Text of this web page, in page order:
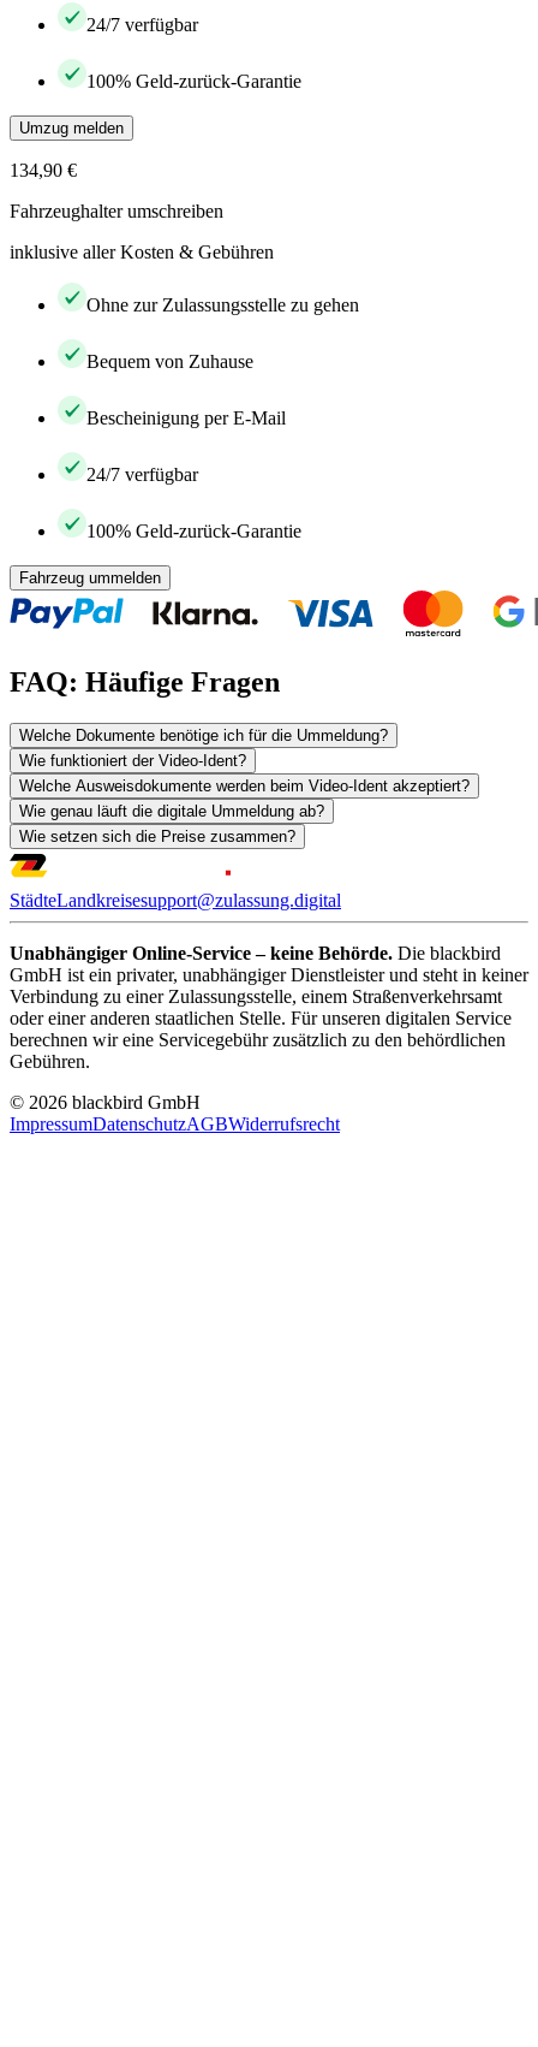
24/7 verfügbar
100% Geld-zurück-Garantie
Umzug melden
134,90 €
Fahrzeughalter umschreiben
inklusive aller Kosten & Gebühren
Ohne zur Zulassungsstelle zu gehen
Bequem von Zuhause
Bescheinigung per E-Mail
24/7 verfügbar
100% Geld-zurück-Garantie
Fahrzeug ummelden
FAQ: Häufige Fragen
Welche Dokumente benötige ich für die Ummeldung?
Wie funktioniert der Video-Ident?
Welche Ausweisdokumente werden beim Video-Ident akzeptiert?
Wie genau läuft die digitale Ummeldung ab?
Wie setzen sich die Preise zusammen?
StädteLandkreisesupport@zulassung.digital
Unabhängiger Online-Service – keine Behörde. Die blackbird
GmbH ist ein privater, unabhängiger Dienstleister und steht in keiner
Verbindung zu einer Zulassungsstelle, einem Straßenverkehrsamt
oder einer anderen staatlichen Stelle. Für unseren digitalen Service
berechnen wir eine Servicegebühr zusätzlich zu den behördlichen
Gebühren.
© 2026 blackbird GmbH
ImpressumDatenschutzAGBWiderrufsrecht